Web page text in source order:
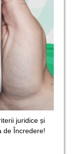
juridice și
de Încredere!